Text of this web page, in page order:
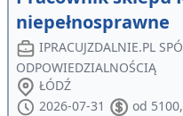
niepełnosprawne
IPRACUJZDALNIE.PL
ODPOWIEDZIALNOŚCIĄ
ŁÓDŹ
2026-07-31
od